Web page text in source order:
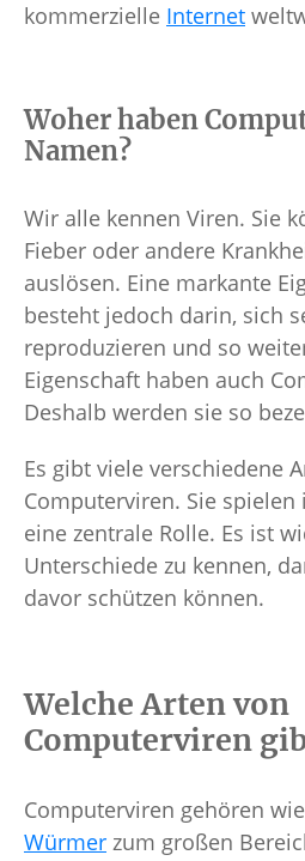
kommerzielle Internet
Woher haben
Namen?
Wir alle kennen Viren. Sie
Fieber oder andere
auslösen. Eine markante
besteht jedoch darin, sich
reproduzieren und so
Eigenschaft haben auch
Deshalb werden sie so
Es gibt viele verschiedene
Computerviren. Sie spielen
eine zentrale Rolle. Es ist
Unterschiede zu kennen,
davor schützen können.
Welche Arten von
Computerviren
Computerviren gehören wie
Würmer zum großen